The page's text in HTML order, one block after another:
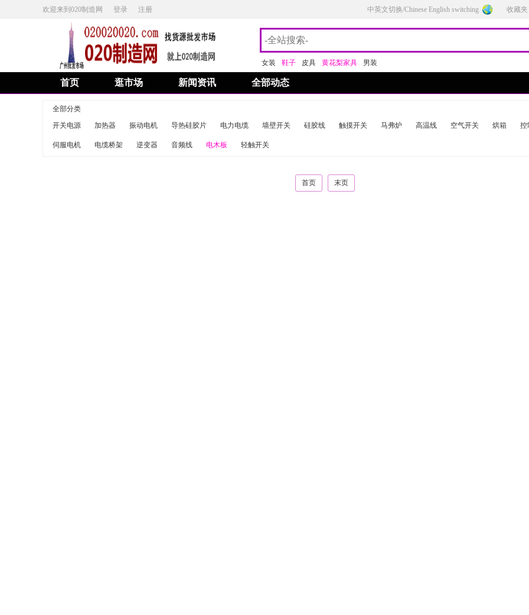
欢迎来到020制造网 登录 注册 中英文切换/Chinese English switching 收藏夹
女装 鞋子 皮具 黄花梨家具 男装
首页 逛市场 新闻资讯 全部动态
全部分类
开关电源
加热器 振动电机 导热硅胶片 电力电缆 墙壁开关 硅胶线 触摸开关 马弗炉 高温线 空气开关 烘箱 控
伺服电机 电缆桥架 逆变器 音频线 电木板 轻触开关
首页 末页